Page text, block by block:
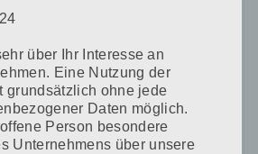
über Ihr Interesse an
Eine Nutzung der
grundsätzlich ohne jede
Daten möglich.
Person besondere
Unternehmens über unsere